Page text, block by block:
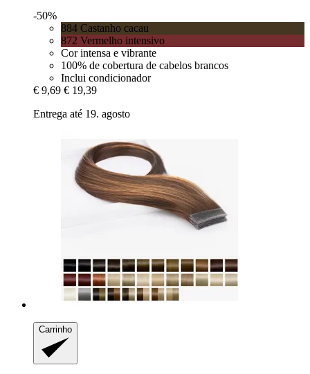
-50%
884 Castanho cacau
872 Vermelho intensivo
Cor intensa e vibrante
100% de cobertura de cabelos brancos
Inclui condicionador
€ 9,69 € 19,39
Entrega até 19. agosto
Carrinho